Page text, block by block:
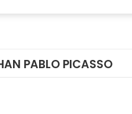
PABLO PICASSO